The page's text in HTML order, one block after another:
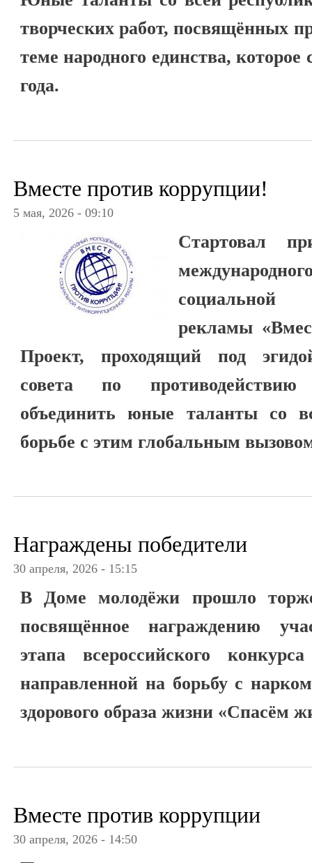
творческих работ, посвящённых
теме народного единства,
года.
Вместе против коррупции!
5 мая, 2026 - 09:10
Стартовал
социальной
рекламы
Проект, проходящий под
совета по
объединить юные таланты со
борьбе с этим глобальным
Награждены победители
30 апреля, 2026 - 15:15
В Доме молодёжи прошло
посвящённое награждению
этапа всероссийского
направленной на борьбу с
здорового образа жизни «Спасём
Вместе против коррупции
30 апреля, 2026 - 14:50